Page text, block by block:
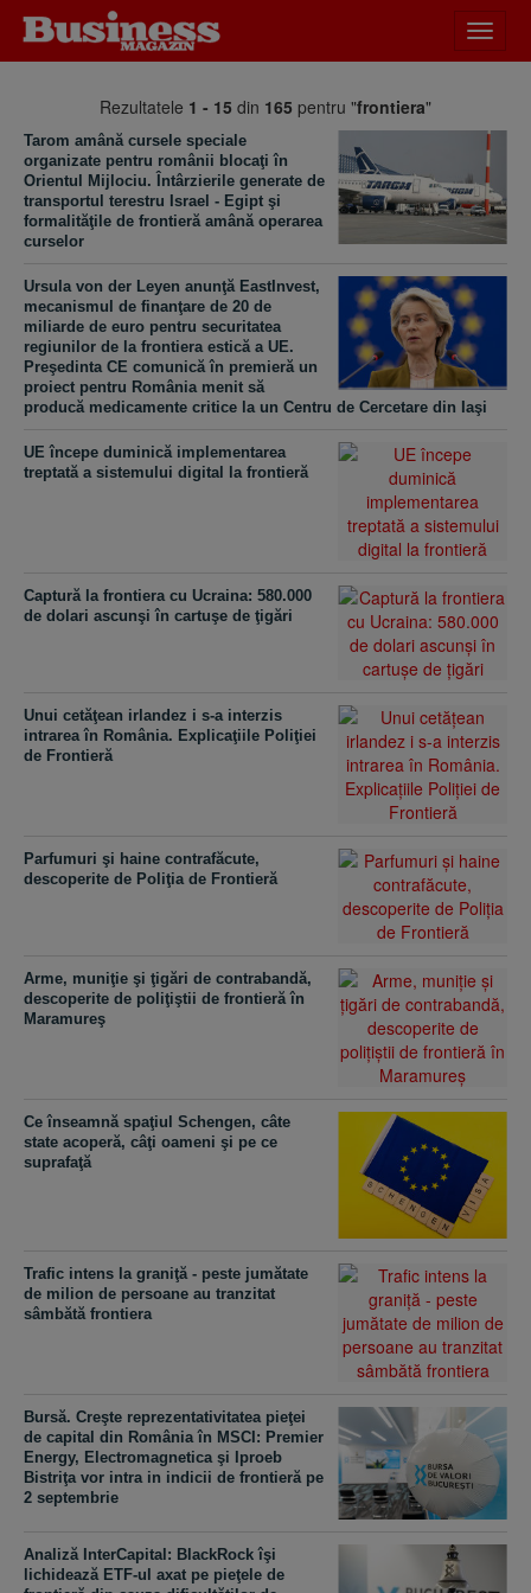
meniu
Rezultatele 1 - 15 din 165 pentru "frontiera"
​Tarom amână cursele speciale
organizate pentru românii blocaţi în
Orientul Mijlociu. Întârzierile generate de
transportul terestru Israel - Egipt şi
formalităţile de frontieră amână operarea
curselor
Ursula von der Leyen anunţă EastInvest,
mecanismul de finanţare de 20 de
miliarde de euro pentru securitatea
regiunilor de la frontiera estică a UE.
Preşedinta CE comunică în premieră un
proiect pentru România menit să
producă medicamente critice la un Centru de Cercetare din Iaşi
UE începe duminică implementarea
treptată a sistemului digital la frontieră
Captură la frontiera cu Ucraina: 580.000
de dolari ascunşi în cartuşe de ţigări
Unui cetăţean irlandez i s-a interzis
intrarea în România. Explicaţiile Poliţiei
de Frontieră
Parfumuri şi haine contrafăcute,
descoperite de Poliţia de Frontieră
Arme, muniţie şi ţigări de contrabandă,
descoperite de poliţiştii de frontieră în
Maramureş
Ce înseamnă spaţiul Schengen, câte
state acoperă, câţi oameni şi pe ce
suprafaţă
Trafic intens la graniţă - peste jumătate
de milion de persoane au tranzitat
sâmbătă frontiera
Bursă. Creşte reprezentativitatea pieţei
de capital din România în MSCI: Premier
Energy, Electromagnetica şi Iproeb
Bistriţa vor intra in indicii de frontieră pe
2 septembrie
Analiză InterCapital: BlackRock îşi
lichidează ETF-ul axat pe pieţele de